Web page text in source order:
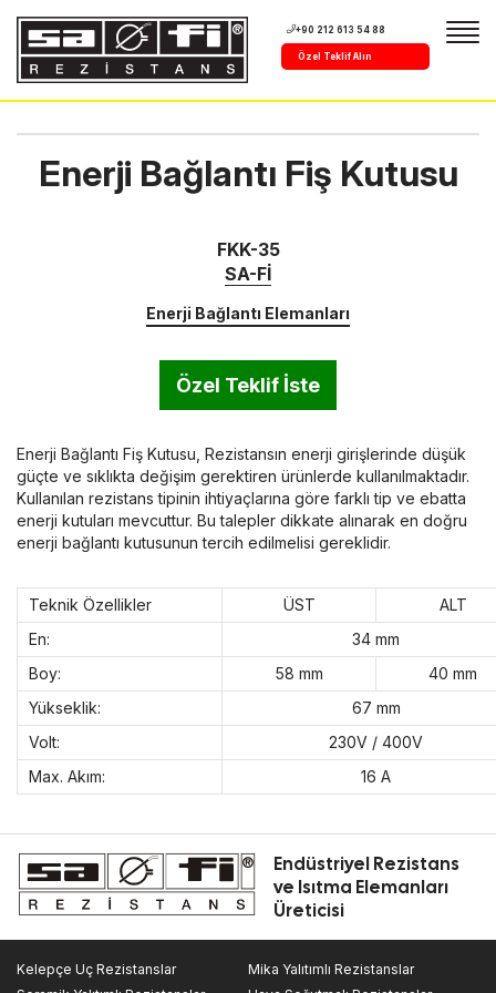
+90 212 613 54 88
Özel Teklif Alın
Enerji Bağlantı Fiş Kutusu
FKK-35
SA-Fİ
Enerji Bağlantı Elemanları
Özel Teklif İste
Enerji Bağlantı Fiş Kutusu, Rezistansın enerji girişlerinde düşük
güçte ve sıklıkta değişim gerektiren ürünlerde kullanılmaktadır.
Kullanılan rezistans tipinin ihtiyaçlarına göre farklı tip ve ebatta
enerji kutuları mevcuttur. Bu talepler dikkate alınarak en doğru
enerji bağlantı kutusunun tercih edilmelisi gereklidir.
Teknik Özellikler ÜST
ALT
En:
34 mm
Boy:
58 mm
40 mm
Yükseklik:
67 mm
Volt:
230V / 400V
Max. Akım:
16 A
Endüstriyel Rezistans
ve Isıtma Elemanları
Üreticisi
Kelepçe Uç Rezistanslar
Mika Yalıtımlı Rezistanslar